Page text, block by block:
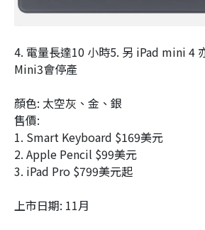
4. 電量長達10 小時5. 另 iPad mini 4
Mini3會停產
顏色: 太空灰、金、銀
售價:
1. Smart Keyboard $169美元
2. Apple Pencil $99美元
3. iPad Pro $799美元起
上市日期: 11月